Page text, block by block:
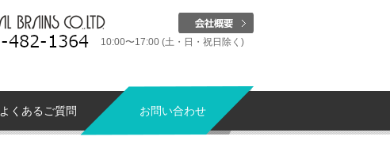
10:00〜17:00 (土・日・祝日除く)
よくあるご質問 お問い合わせ